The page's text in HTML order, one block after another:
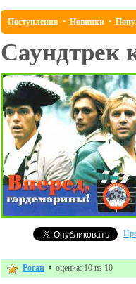
Поступления • Новинки •
Саундтрек
Роган • оценка: 10 из 10